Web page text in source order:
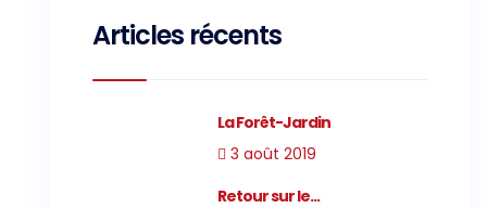
Articles récents
La Forêt-Jardin
3 août 2019
Retour sur le...